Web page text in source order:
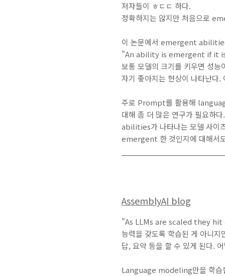
저자들이 ㅎㄷㄷ 하다.
정확하지는 않지만 처음으로
이 논문에서 emergent
"An ability is emergent if it
보통 모델의 크기를 키우면 성
자기 좋아지는 현상이 나타난
주로 Prompt를 활용해
대해 좀 더 많은 연구가 필요
abilities가 나타나는 모델 사이
emergent 한 것인지에 대해서
AssemblyAI blog
"As LLMs are scaled they
능력을 갖도록 학습된 게 아니
답, 요약 등을 할 수 있게 된다.
Language modeling만을 학습